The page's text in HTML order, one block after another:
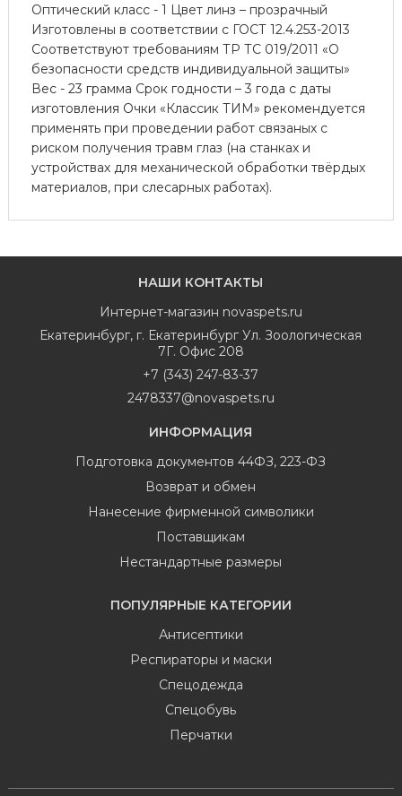
Оптический класс - 1 Цвет линз – прозрачный
Изготовлены в соответствии с ГОСТ 12.4.253-2013
Соответствуют требованиям ТР ТС 019/2011 «О
безопасности средств индивидуальной защиты»
Вес - 23 грамма Срок годности – 3 года с даты
изготовления Очки «Классик ТИМ» рекомендуется
применять при проведении работ связаных с
риском получения травм глаз (на станках и
устройствах для механической обработки твёрдых
материалов, при слесарных работах).
НАШИ КОНТАКТЫ
Интернет-магазин novaspets.ru
Екатеринбург, г. Екатеринбург Ул. Зоологическая
7Г. Офис 208
+7 (343) 247-83-37
2478337@novaspets.ru
ИНФОРМАЦИЯ
Подготовка документов 44ФЗ, 223-ФЗ
Возврат и обмен
Нанесение фирменной символики
Поставщикам
Нестандартные размеры
ПОПУЛЯРНЫЕ КАТЕГОРИИ
Антисептики
Респираторы и маски
Спецодежда
Спецобувь
Перчатки